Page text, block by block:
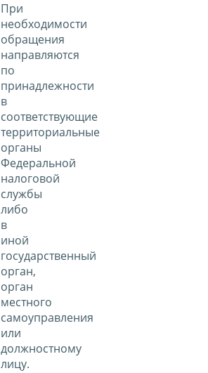
При
необходимости
обращения
направляются
по
принадлежности
в
соответствующие
территориальные
органы
Федеральной
налоговой
службы
либо
в
иной
государственный
орган,
орган
местного
самоуправления
или
должностному
лицу.